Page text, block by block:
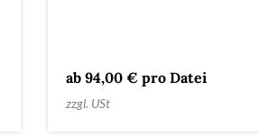
ab 94,00 € pro Datei
zzgl. USt